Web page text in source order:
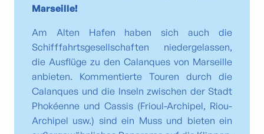
Marseille!
Am Alten Hafen haben sich auch die
Schifffahrtsgesellschaften niedergelassen,
die Ausflüge zu den Calanques von Marseille
anbieten. Kommentierte Touren durch die
Calanques und die Inseln zwischen der Stadt
Phokéenne und Cassis (Frioul-Archipel, Riou-
Archipel usw.) sind ein Muss und bieten ein